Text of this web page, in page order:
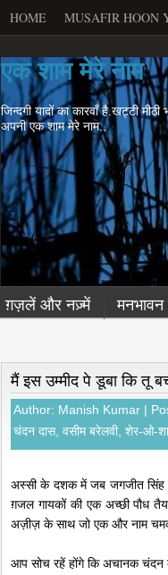
HOME MUSAFIR HOON
एक शाम मेरे नाम
जिन्दगी यादों का कारवाँ है.खट्टी
अपनी एक शाम मेरे नाम..
ग़ज़लें और नज़्में मनभावन
मैं इस उम्मीद पे डूबा कि तू
Author: Manish Kumar |
चंदन दास, वसीम बरेलवी, शेर-ओ-
अस्सी के दशक में जब जगजीत सिंह
ग़जल गायकों की एक अच्छी पौध
अज़ीज़ के साथ जो एक और नाम
आप सोच रहें होंगे कि अचानक